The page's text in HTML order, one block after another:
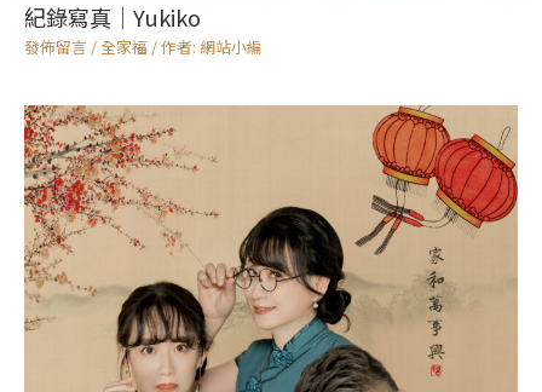
紀錄寫真｜Yukiko
發佈留言 /全家福 / 作者: 網站小編